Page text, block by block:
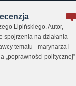
Lipińskiego. Autor,
spojrzenia na działania
tematu - marynarza i
„poprawności politycznej”